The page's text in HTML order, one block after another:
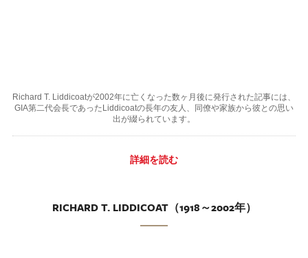
Richard T. Liddicoatが2002年に亡くなった数ヶ月後に発行された記事には、
GIA第二代会長であったLiddicoatの長年の友人、同僚や家族から彼との思い
出が綴られています。
詳細を読む
RICHARD T. LIDDICOAT（1918～2002年）